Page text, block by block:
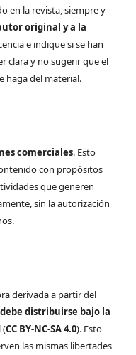
en la revista, siempre y
original y a la
e indique si se han
clara y no sugerir que el
haga del material.
comerciales. Esto
con propósitos
que generen
sin la autorización
derivada a partir del
debe distribuirse bajo la
(CC BY-NC-SA 4.0). Esto
las mismas libertades